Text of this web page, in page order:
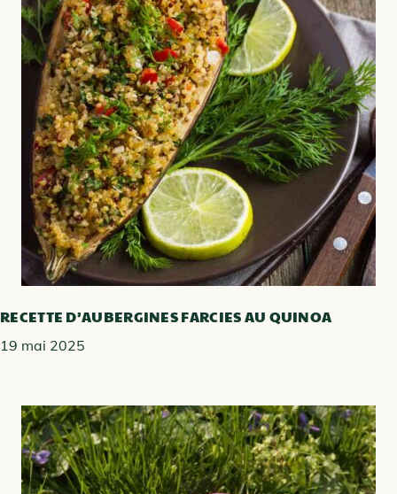
RECETTE D’AUBERGINES FARCIES AU QUINOA
19 mai 2025